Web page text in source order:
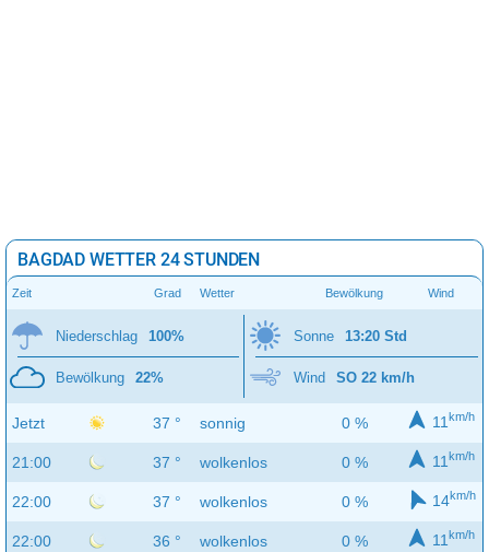
BAGDAD WETTER 24 STUNDEN
Zeit Grad Wetter Bewölkung Wind
Niederschlag 100%
Bewölkung 22%
Sonne 13:20 Std
Wind SO 22 km/h
Jetzt 37 ° sonnig 0 % 11 km/h
21:00 37 ° wolkenlos 0 % 11 km/h
22:00 37 ° wolkenlos 0 % 14km/h
22:00 36 ° wolkenlos 0 % 11 km/h